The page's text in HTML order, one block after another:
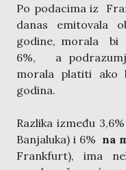
Po podacima iz
danas emitovala
godine, morala bi
6%, a
morala platiti
godina.
Razlika između
Banjaluka) i 6% na
Frankfurt), ima